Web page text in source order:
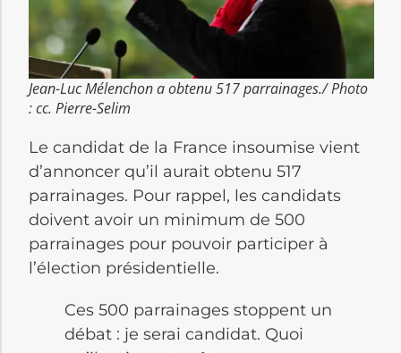
Jean-Luc Mélenchon a obtenu 517 parrainages./ Photo
: cc. Pierre-Selim
Le candidat de la France insoumise vient
d’annoncer qu’il aurait obtenu 517
parrainages. Pour rappel, les candidats
doivent avoir un minimum de 500
parrainages pour pouvoir participer à
l’élection présidentielle.
Ces 500 parrainages stoppent un
débat : je serai candidat. Quoi